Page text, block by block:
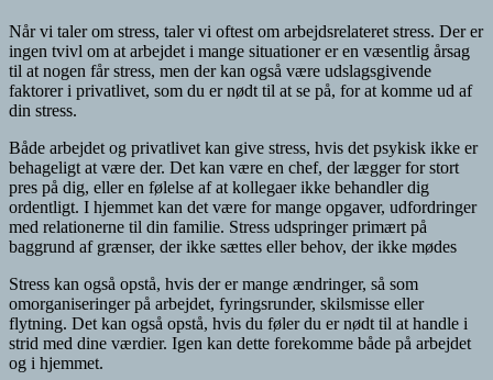
Når vi taler om stress, taler vi oftest om arbejdsrelateret stress. Der er
ingen tvivl om at arbejdet i mange situationer er en væsentlig årsag
til at nogen får stress, men der kan også være udslagsgivende
faktorer i privatlivet, som du er nødt til at se på, for at komme ud af
din stress.
Både arbejdet og privatlivet kan give stress, hvis det psykisk ikke er
behageligt at være der. Det kan være en chef, der lægger for stort
pres på dig, eller en følelse af at kollegaer ikke behandler dig
ordentligt. I hjemmet kan det være for mange opgaver, udfordringer
med relationerne til din familie. Stress udspringer primært på
baggrund af grænser, der ikke sættes eller behov, der ikke mødes
Stress kan også opstå, hvis der er mange ændringer, så som
omorganiseringer på arbejdet, fyringsrunder, skilsmisse eller
flytning. Det kan også opstå, hvis du føler du er nødt til at handle i
strid med dine værdier. Igen kan dette forekomme både på arbejdet
og i hjemmet.